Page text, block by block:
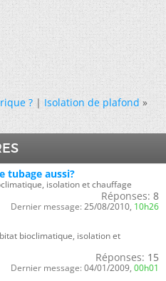
?|Isolation de plafond »
tubage aussi?
isolation et chauffage
Réponses: 8
Dernier message: 25/08/2010, 10h26
bioclimatique, isolation et
Réponses: 15
Dernier message: 04/01/2009, 00h01